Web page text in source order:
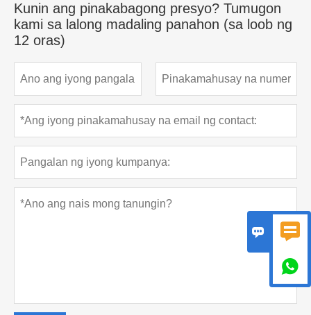
Kunin ang pinakabagong presyo? Tumugon
kami sa lalong madaling panahon (sa loob ng
12 oras)
 
